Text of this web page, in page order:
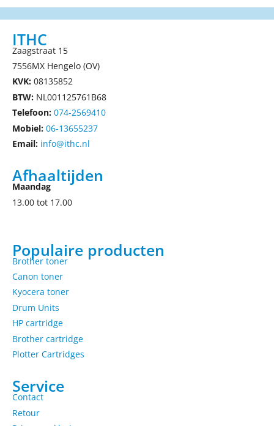
ITHC
Zaagstraat 15
7556MX Hengelo (OV)
KVK: 08135852
BTW: NL001125761B68
Telefoon: 074-2569410
Mobiel: 06-13655237
Email: info@ithc.nl
Afhaaltijden
Maandag
13.00 tot 17.00
Populaire producten
Brother toner
Canon toner
Kyocera toner
Drum Units
HP cartridge
Brother cartridge
Plotter Cartridges
Service
Contact
Retour